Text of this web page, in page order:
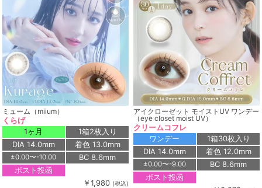
ミューム（miium）
くらげ
1ヶ月
1箱2枚入り
DIA 14.0mm
着色 13.0mm
±0.00〜-10.00
BC 8.6mm
ポスト投函
￥1,980 (税込)
アイクローゼット モイストUV ワンデー
（eye closet moist UV）
クリームコフレ
ワンデー
1箱30枚入り
DIA 14.0mm
着色 12.0mm
±0.00〜-9.00
BC 8.6mm
ポスト投函